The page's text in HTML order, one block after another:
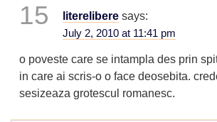
15 literelibere says:
July 2, 2010 at 11:41 pm
o poveste care se intampla des prin
in care ai scris-o o face deosebita.
sesizeaza grotescul romanesc.